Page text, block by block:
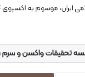
تحقیقات واکسن و سرم